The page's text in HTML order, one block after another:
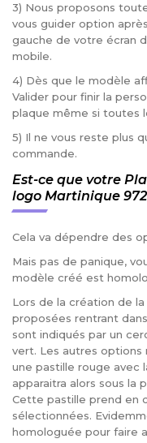
3) Nous proposons
vous guider option
gauche de votre écran
mobile.
4) Dès que le modèle
Valider pour finir la
plaque même si toutes
5) Il ne vous reste plus
commande.
Est-ce que votre
logo Martinique
Cela va dépendre des
Mais pas de panique,
modèle créé est
Lors de la création de
proposées rentrant
sont indiqués par un
vert. Les autres
une pastille rouge avec
apparaitra alors sous la
Cette pastille prend en
sélectionnées.
homologuée pour faire